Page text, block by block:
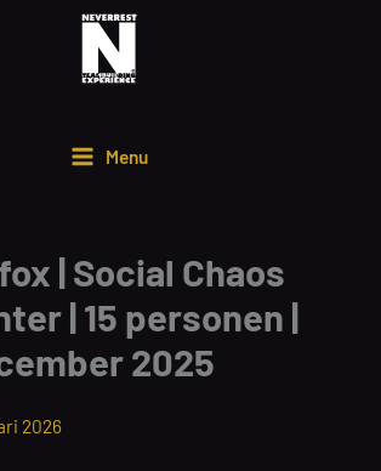
Menu
| Social Chaos
| 15 personen |
2025
2026